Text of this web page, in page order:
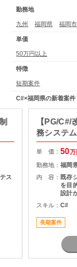
勤務地
九州 福岡県 福岡
単価
50万円以上
特徴
短期案件
C#×福岡県の新着案件
ス
【PG/C#/
務システ
単 価：50万
勤務地：福岡
内 容： 既存
を目
設計
とが
たい
た安
スキル：C#
長期案件